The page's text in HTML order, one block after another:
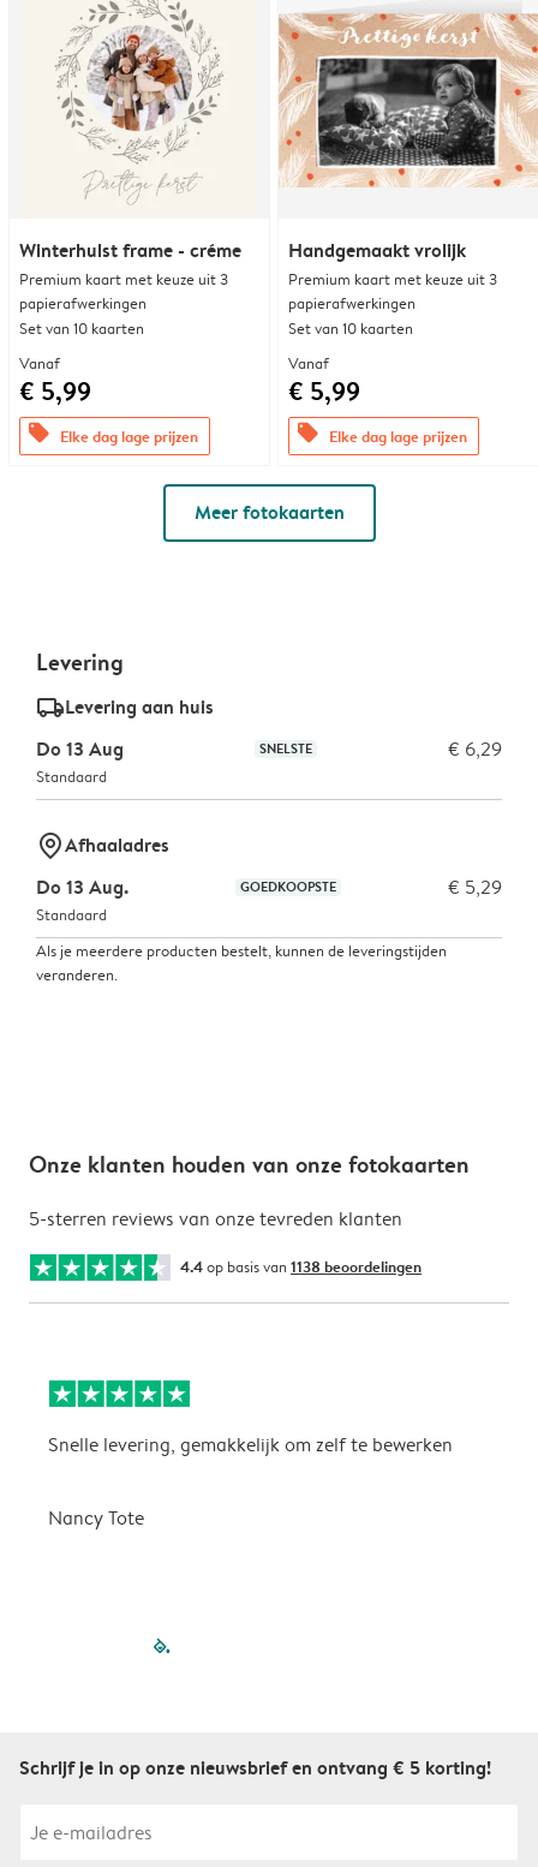
Winterhulst frame - créme
Premium kaart met keuze uit 3
papierafwerkingen
Set van 10 kaarten
Vanaf
€ 5,99
offers Elke dag lage prijzen
Handgemaakt vrolijk
Premium kaart met keuze uit 3
papierafwerkingen
Set van 10 kaarten
Vanaf
€ 5,99
offers Elke dag lage prijzen
Meer fotokaarten
Levering
delivery_standard_v2Levering aan huis
Do 13 Aug
SNELSTE € 6,29
Standaard
marker-pinAfhaaladres
Do 13 Aug.
GOEDKOOPSTE € 5,29
Standaard
Als je meerdere producten bestelt, kunnen de leveringstijden
veranderen.
Onze klanten houden van onze fotokaarten
5-sterren reviews van onze tevreden klanten
4.4op basis van 1138 beoordelingen
Snelle levering, gemakkelijk om zelf te bewerken
Nancy Tote
filled-pagination
Schrijf je in op onze nieuwsbrief en ontvang € 5 korting!